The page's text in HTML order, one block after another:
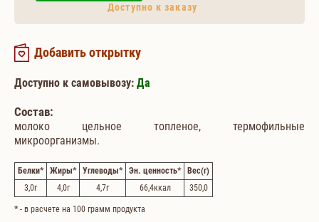
Доступно к заказу
Добавить открытку
Доступно к самовывозу: Да
Состав:
молоко цельное топленое, термофильные
микроорганизмы.
Белки* Жиры* Углеводы* Эн. ценность* Вес(г)
3,0г 4,0г 4,7г 66,4ккал 350,0
*- в расчете на 100 грамм продукта